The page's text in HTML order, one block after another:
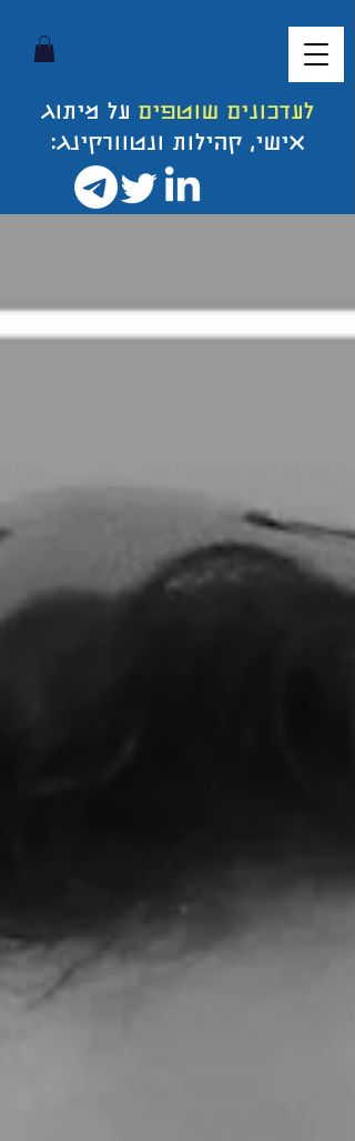
לעדכונים שוטפים על מיתוג
אישי, קהילות ונטוורקינג: